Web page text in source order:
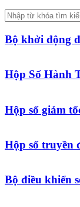
Bộ khởi động
Hộp Số Hành
Hộp số giảm
Hộp số truyền
Bộ điều khiển